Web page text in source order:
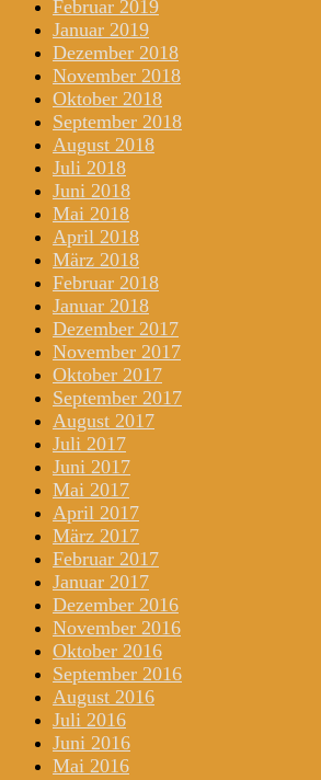
Februar 2019
Januar 2019
Dezember 2018
November 2018
Oktober 2018
September 2018
August 2018
Juli 2018
Juni 2018
Mai 2018
April 2018
März 2018
Februar 2018
Januar 2018
Dezember 2017
November 2017
Oktober 2017
September 2017
August 2017
Juli 2017
Juni 2017
Mai 2017
April 2017
März 2017
Februar 2017
Januar 2017
Dezember 2016
November 2016
Oktober 2016
September 2016
August 2016
Juli 2016
Juni 2016
Mai 2016